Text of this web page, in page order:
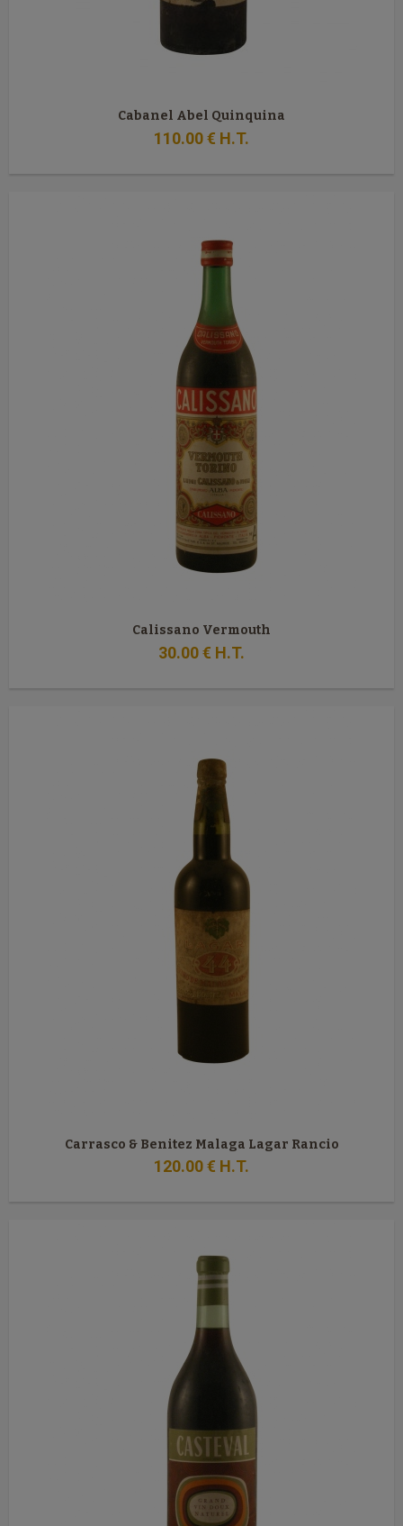
Cabanel Abel Quinquina
110.00€ H.T.
Calissano Vermouth
30.00€ H.T.
Carrasco & Benitez Malaga Lagar Rancio
120.00€ H.T.